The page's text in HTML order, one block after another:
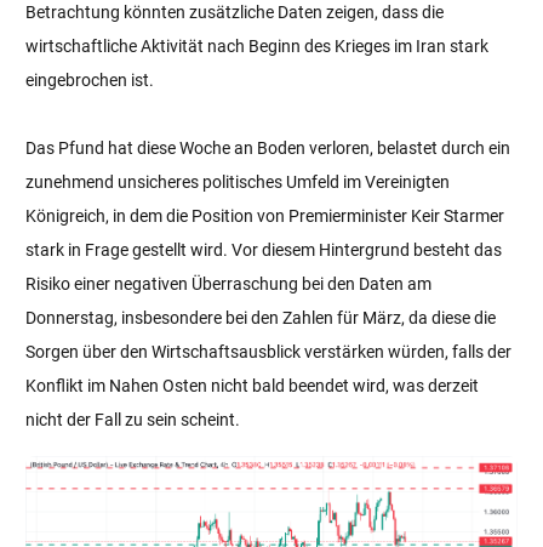
Betrachtung könnten zusätzliche Daten zeigen, dass die
wirtschaftliche Aktivität nach Beginn des Krieges im Iran stark
eingebrochen ist.
Das Pfund hat diese Woche an Boden verloren, belastet durch ein
zunehmend unsicheres politisches Umfeld im Vereinigten
Königreich, in dem die Position von Premierminister Keir Starmer
stark in Frage gestellt wird. Vor diesem Hintergrund besteht das
Risiko einer negativen Überraschung bei den Daten am
Donnerstag, insbesondere bei den Zahlen für März, da diese die
Sorgen über den Wirtschaftsausblick verstärken würden, falls der
Konflikt im Nahen Osten nicht bald beendet wird, was derzeit
nicht der Fall zu sein scheint.